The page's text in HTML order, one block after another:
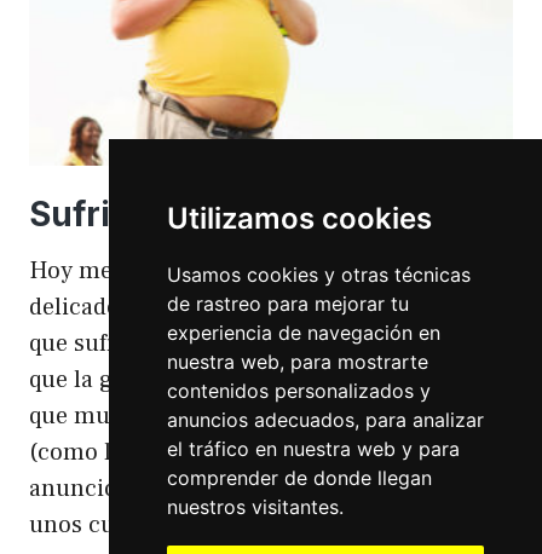
Utilizamos cookies
Usamos cookies y otras técnicas
de rastreo para mejorar tu
experiencia de navegación en
nuestra web, para mostrarte
contenidos personalizados y
anuncios adecuados, para analizar
el tráfico en nuestra web y para
comprender de donde llegan
nuestros visitantes.
Sufriendo la gordofobia
Hoy me apetece hablar de un temita
delicado. Hoy hablo de gordofobia. Una cosa
que sufro día si día también. Gordofobia Y es
que la gordofobia es algo que existe. Algo
que muchas personas sufrimos en silencio
(como las hemorroides, al igual que en el
anuncio). Nos están vendiendo siempre
unos cuerpos normativos y en…